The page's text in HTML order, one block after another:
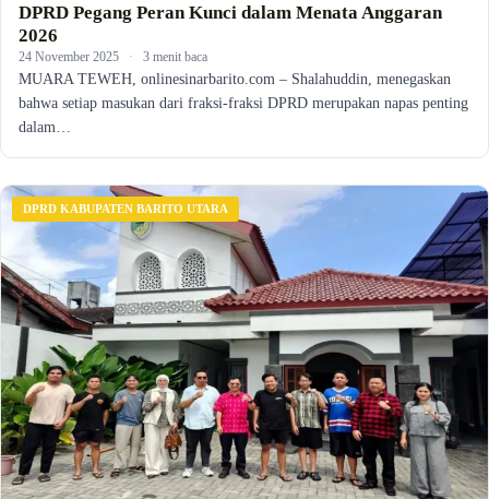
DPRD Pegang Peran Kunci dalam Menata Anggaran
2026
24 November 2025 · 3 menit baca
MUARA TEWEH, onlinesinarbarito.com – Shalahuddin, menegaskan
bahwa setiap masukan dari fraksi-fraksi DPRD merupakan napas penting
dalam…
DPRD KABUPATEN BARITO UTARA